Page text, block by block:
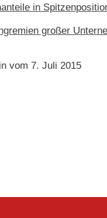
in
großer
vom 7. Juli 2015